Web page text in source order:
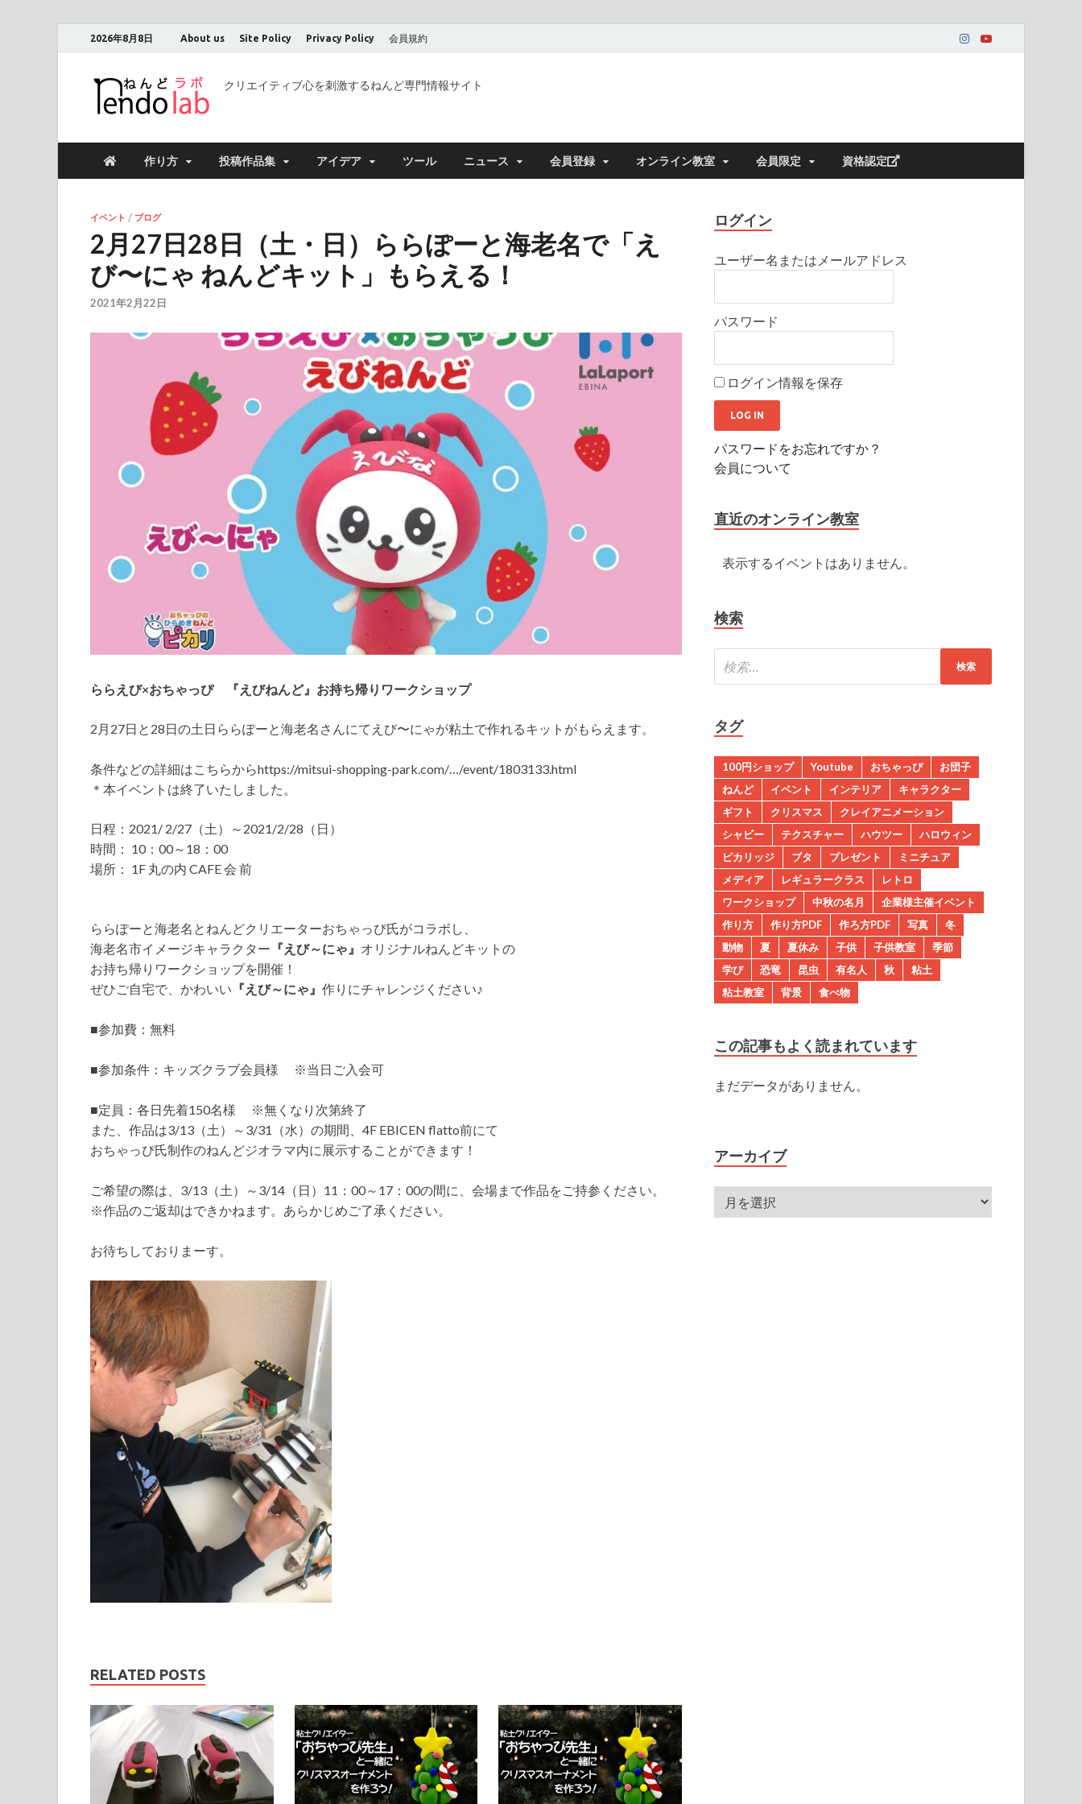
2026年8月8日 About us Site Policy Privacy Policy 会員規約
クリエイティブ心を刺激するねんど専門情報サイト
作り方 投稿作品集 アイデア ツール ニュース 会員登録 オンライン教室 会員限定 資格認定
イベント / ブログ
2月27日28日（土・日）ららぽーと海老名で「え
び〜にゃ ねんどキット」もらえる！
2021年2月22日
ららえび×おちゃっぴ 『えびねんど』お持ち帰りワークショップ
2月27日と28日の土日ららぽーと海老名さんにてえび〜にゃが粘土で作れるキットがもらえます。
条件などの詳細はこちらからhttps://mitsui-shopping-park.com/…/event/1803133.html
＊本イベントは終了いたしました。
日程：2021/ 2/27（土）～2021/2/28（日）
時間： 10：00～18：00
場所： 1F 丸の内 CAFE 会 前
ららぽーと海老名とねんどクリエーターおちゃっぴ氏がコラボし、
海老名市イメージキャラクター 『えび～にゃ』 オリジナルねんどキットの
お持ち帰りワークショップを開催！
ぜひご自宅で、かわいい 『えび～にゃ』 作りにチャレンジください♪
■参加費：無料
■参加条件：キッズクラブ会員様 ※当日ご入会可
■定員：各日先着150名様 ※無くなり次第終了
また、作品は3/13（土）～3/31（水）の期間、4F EBICEN flatto前にて
おちゃっぴ氏制作のねんどジオラマ内に展示することができます！
ご希望の際は、3/13（土）～3/14（日）11：00～17：00の間に、会場まで作品をご持参ください。
※作品のご返却はできかねます。あらかじめご了承ください。
お待ちしておりまーす。
RELATED POSTS
ログイン
ユーザー名またはメールアドレス
パスワード
ログイン情報を保存
パスワードをお忘れですか？
会員について
直近のオンライン教室
表示するイベントはありません。
検索
タグ
100円ショップ Youtube おちゃっぴ
お団子
ねんど
イベント インテリア
キャラクター
ギフト
クリスマス
クレイアニメーション
シャビー
テクスチャー ハウツー
ハロウィン
ピカリッジ
ブタ プレゼント
ミニチュア
メディア
レギュラークラス
レトロ
ワークショップ
中秋の名月
企業様主催イベント
作り方
作り方PDF 作ろ方PDF 写真
冬
動物
夏 夏休み 子供 子供教室
季節
学び
恐竜 昆虫 有名人 秋
粘土
粘土教室
背景 食べ物
この記事もよく読まれています
まだデータがありません。
アーカイブ